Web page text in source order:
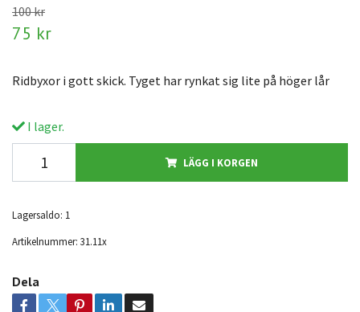
100 kr
75 kr
Ridbyxor i gott skick. Tyget har rynkat sig lite på höger lår
I lager.
LÄGG I KORGEN
Lagersaldo: 1
Artikelnummer: 31.11x
Dela